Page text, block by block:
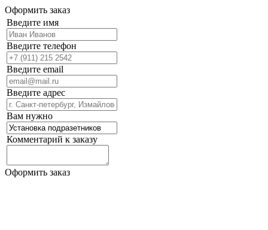
Оформить заказ
Введите имя
Введите телефон
Введите email
Введите адрес
Вам нужно
Комментарий к заказу
Оформить заказ